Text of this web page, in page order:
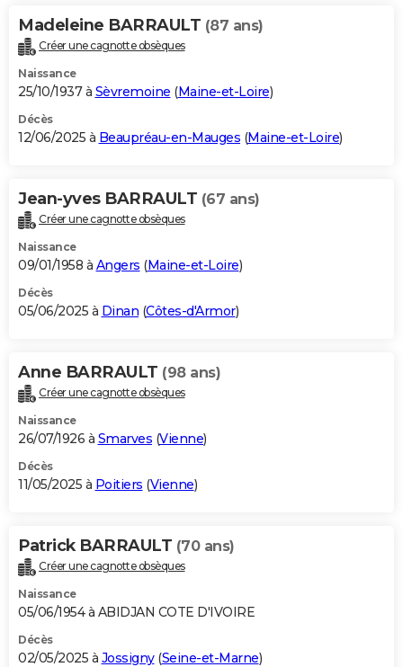
Madeleine BARRAULT (87 ans)
Créer une cagnotte obsèques
Naissance
25/10/1937 à Sèvremoine (Maine-et-Loire)
Décès
12/06/2025 à Beaupréau-en-Mauges (Maine-et-Loire)
Jean-yves BARRAULT (67 ans)
Créer une cagnotte obsèques
Naissance
09/01/1958 à Angers (Maine-et-Loire)
Décès
05/06/2025 à Dinan (Côtes-d'Armor)
Anne BARRAULT (98 ans)
Créer une cagnotte obsèques
Naissance
26/07/1926 à Smarves (Vienne)
Décès
11/05/2025 à Poitiers (Vienne)
Patrick BARRAULT (70 ans)
Créer une cagnotte obsèques
Naissance
05/06/1954 à ABIDJAN COTE D'IVOIRE
Décès
02/05/2025 à Jossigny(Seine-et-Marne)